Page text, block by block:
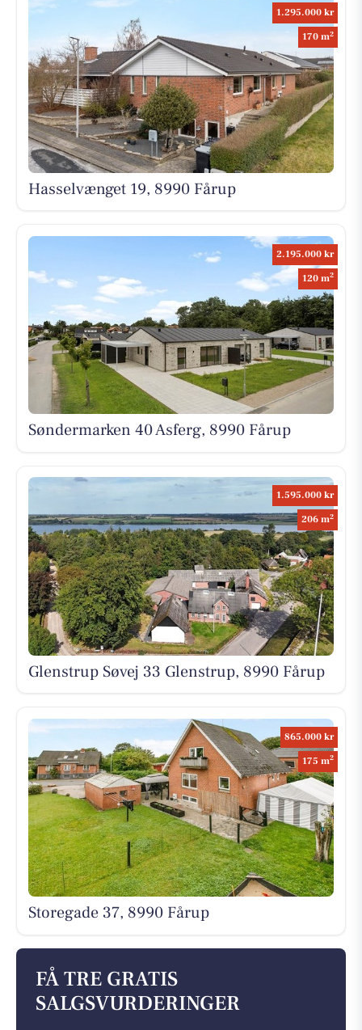
1.295.000 kr
170 m2
Hasselvænget 19, 8990 Fårup
2.195.000 kr
120 m2
Søndermarken 40 Asferg, 8990 Fårup
1.595.000 kr
206 m2
Glenstrup Søvej 33 Glenstrup, 8990 Fårup
865.000 kr
175 m2
Storegade 37, 8990 Fårup
FÅ TRE GRATIS
SALGSVURDERINGER